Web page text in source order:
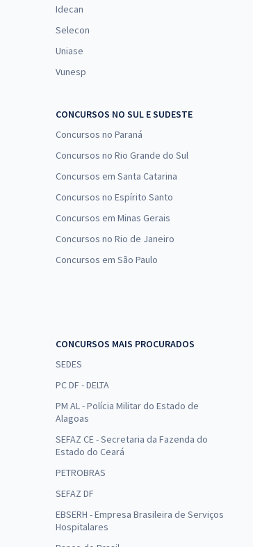
Idecan
Selecon
Uniase
Vunesp
CONCURSOS NO SUL E SUDESTE
Concursos no Paraná
Concursos no Rio Grande do Sul
Concursos em Santa Catarina
Concursos no Espírito Santo
Concursos em Minas Gerais
Concursos no Rio de Janeiro
Concursos em São Paulo
CONCURSOS MAIS PROCURADOS
SEDES
PC DF - DELTA
PM AL - Polícia Militar do Estado de
Alagoas
SEFAZ CE - Secretaria da Fazenda do
Estado do Ceará
PETROBRAS
SEFAZ DF
EBSERH - Empresa Brasileira de Serviços
Hospitalares